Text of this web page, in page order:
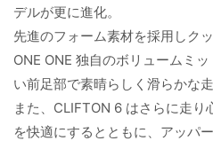
デルが更に進化。
先進のフォーム素材を採用しク
ONE ONE 独自のボリュームミ
い前足部で素晴らしく滑らかな
また、CLIFTON 6 はさらに走り
を快適にするとともに、アッパ